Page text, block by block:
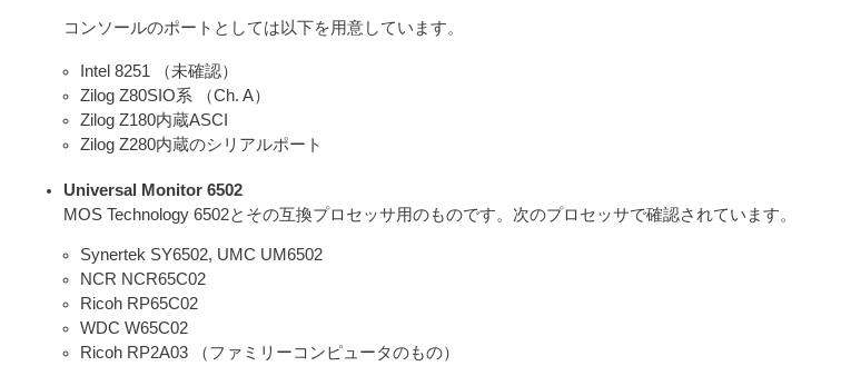
コンソールのポートとしては以下を用意しています。
Intel 8251 （未確認）
Zilog Z80SIO系 （Ch. A）
Zilog Z180内蔵ASCI
Zilog Z280内蔵のシリアルポート
Universal Monitor 6502
MOS Technology 6502とその互換プロセッサ用のものです。次のプロセッサで確認されています。
Synertek SY6502, UMC UM6502
NCR NCR65C02
Ricoh RP65C02
WDC W65C02
Ricoh RP2A03 （ファミリーコンピュータのもの）